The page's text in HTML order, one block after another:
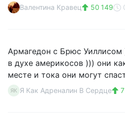
Валентина Кравец 50 149
Армагедон с Брюс Уиллисом
в духе америкосов ))) они
месте и тока они могут
ЯК Я Как Адреналин В Сердце